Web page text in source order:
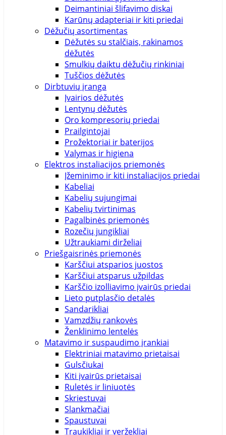
Deimantiniai šlifavimo diskai
Karūnų adapteriai ir kiti priedai
Dėžučių asortimentas
Dėžutės su stalčiais, rakinamos
dėžutės
Smulkių daiktų dėžučių rinkiniai
Tuščios dėžutės
Dirbtuvių įranga
Įvairios dėžutės
Lentynų dėžutės
Oro kompresorių priedai
Prailgintojai
Prožektoriai ir baterijos
Valymas ir higiena
Elektros instaliacijos priemonės
Įžeminimo ir kiti instaliacijos priedai
Kabeliai
Kabelių sujungimai
Kabelių tvirtinimas
Pagalbinės priemonės
Rozečių jungikliai
Užtraukiami dirželiai
Priešgaisrinės priemonės
Karščiui atsparios juostos
Karščiui atsparus užpildas
Karščio izolliavimo įvairūs priedai
Lieto putplasčio detalės
Sandarikliai
Vamzdžių rankovės
Ženklinimo lentelės
Matavimo ir suspaudimo įrankiai
Elektriniai matavimo prietaisai
Gulsčiukai
Kiti įvairūs prietaisai
Ruletės ir liniuotės
Skriestuvai
Slankmačiai
Spaustuvai
Traukikliai ir veržekliai